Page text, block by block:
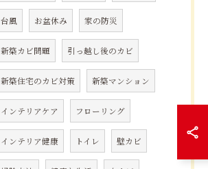
台風 お盆休み 家の防災
新築カビ問題 引っ越し後のカビ
新築住宅のカビ対策 新築マンション
インテリアケア フローリング
インテリア健康 トイレ 壁カビ